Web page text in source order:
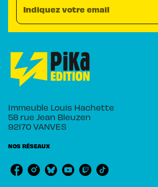
Indiquez votre email
Immeuble Louis Hachette
58 rue Jean Bleuzen
92170 VANVES
NOS RÉSEAUX